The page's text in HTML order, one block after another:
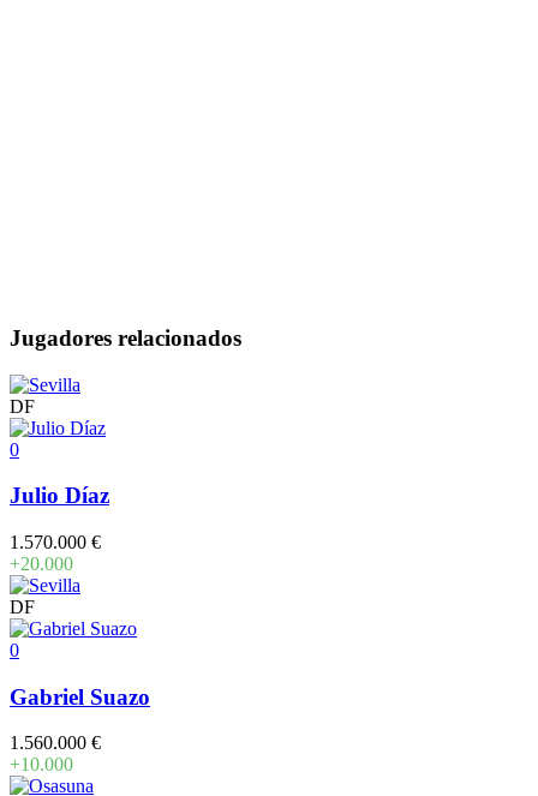
Jugadores relacionados
DF
0
Julio Díaz
1.570.000 €
+20.000
DF
0
Gabriel Suazo
1.560.000 €
+10.000